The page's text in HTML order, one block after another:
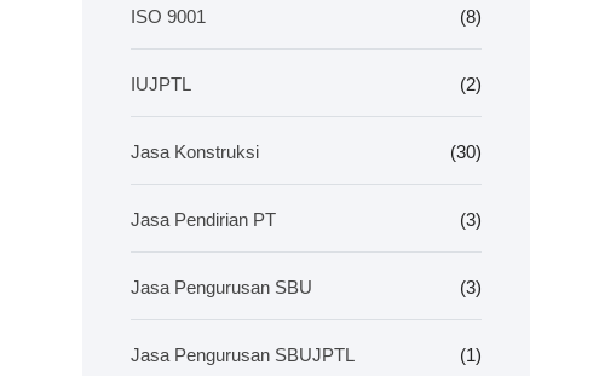
ISO 9001 (8)
IUJPTL (2)
Jasa Konstruksi (30)
Jasa Pendirian PT (3)
Jasa Pengurusan SBU (3)
Jasa Pengurusan SBUJPTL (1)